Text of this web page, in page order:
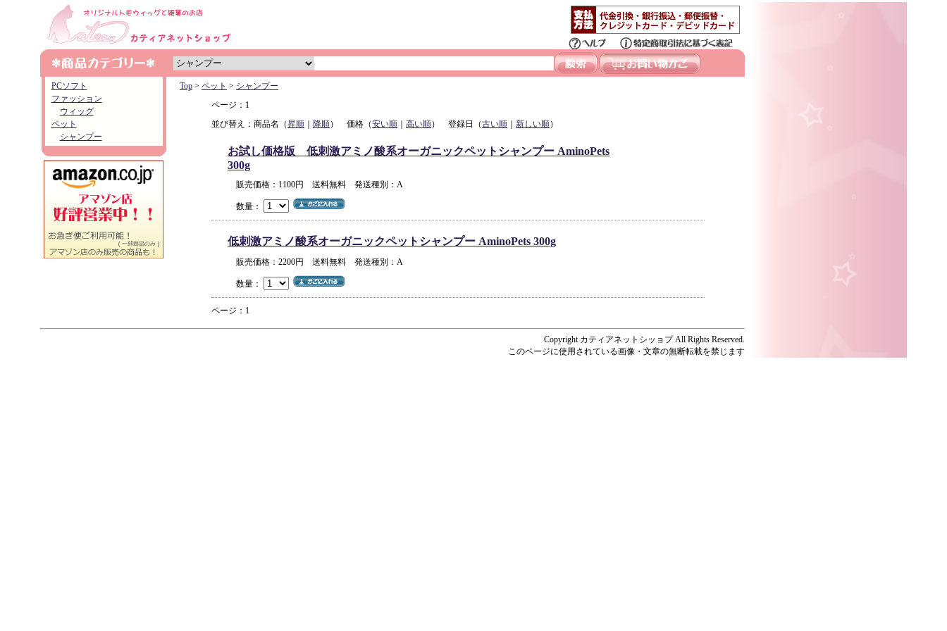
PCソフト
ファッション
ウィッグ
ペット
シャンプー
Top > ペット > シャンプー
ページ：1
並び替え：商品名（昇順 降順） 価格（安い順 高い順） 登録日（古い順 新しい順）
お試し価格版 低刺激アミノ酸系オーガニックペットシャンプー AminoPets
300g
販売価格：1100円 送料無料 発送種別：A
数量：
低刺激アミノ酸系オーガニックペットシャンプー AminoPets 300g
販売価格：2200円 送料無料 発送種別：A
数量：
ページ：1
Copyright カティアネットシッョプ All Rights Reserved.
このページに使用されている画像・文章の無断転載を禁じます